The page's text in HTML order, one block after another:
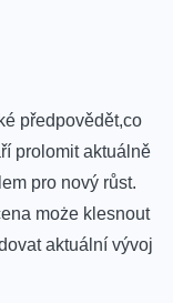
předpovědět,co
prolomit aktuálně
⁣pro nový růst.​
może klesnout
aktuální vývoj